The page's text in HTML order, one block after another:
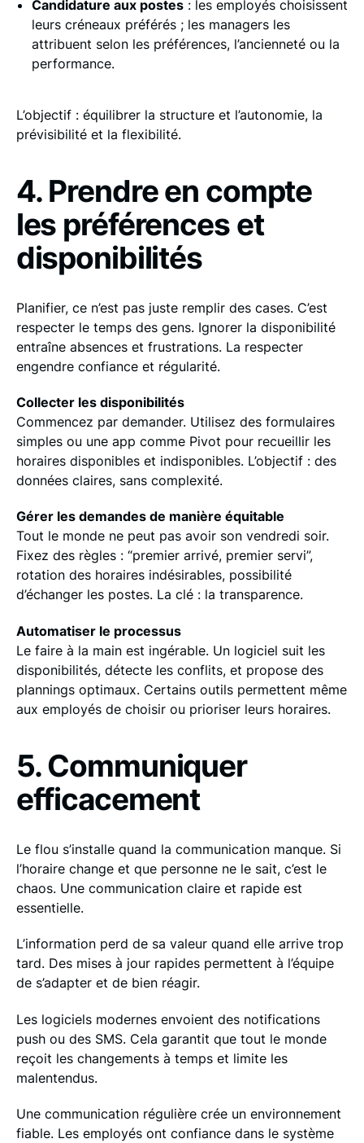
Candidature aux postes : les employés choisissent
leurs créneaux préférés ; les managers les
attribuent selon les préférences, l’ancienneté ou la
performance.
L’objectif : équilibrer la structure et l’autonomie, la
prévisibilité et la flexibilité.
4. Prendre en compte
les préférences et
disponibilités
Planifier, ce n’est pas juste remplir des cases. C’est
respecter le temps des gens. Ignorer la disponibilité
entraîne absences et frustrations. La respecter
engendre confiance et régularité.
Collecter les disponibilités
Commencez par demander. Utilisez des formulaires
simples ou une app comme Pivot pour recueillir les
horaires disponibles et indisponibles. L’objectif : des
données claires, sans complexité.
Gérer les demandes de manière équitable
Tout le monde ne peut pas avoir son vendredi soir.
Fixez des règles : “premier arrivé, premier servi”,
rotation des horaires indésirables, possibilité
d’échanger les postes. La clé : la transparence.
Automatiser le processus
Le faire à la main est ingérable. Un logiciel suit les
disponibilités, détecte les conflits, et propose des
plannings optimaux. Certains outils permettent même
aux employés de choisir ou prioriser leurs horaires.
5. Communiquer
efficacement
Le flou s’installe quand la communication manque. Si
l’horaire change et que personne ne le sait, c’est le
chaos. Une communication claire et rapide est
essentielle.
L’information perd de sa valeur quand elle arrive trop
tard. Des mises à jour rapides permettent à l’équipe
de s’adapter et de bien réagir.
Les logiciels modernes envoient des notifications
push ou des SMS. Cela garantit que tout le monde
reçoit les changements à temps et limite les
malentendus.
Une communication régulière crée un environnement
fiable. Les employés ont confiance dans le système